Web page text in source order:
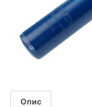
Опис